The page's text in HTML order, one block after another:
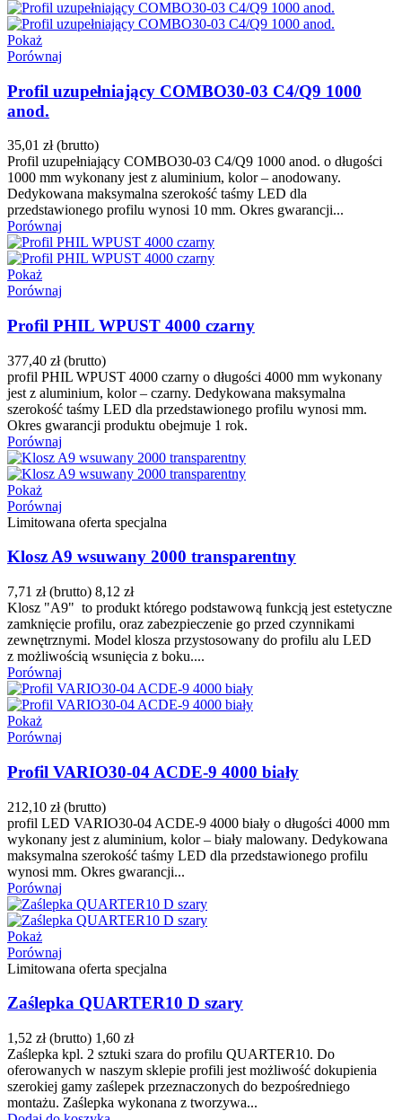
Pokaż
Porównaj
Profil uzupełniający COMBO30-03 C4/Q9 1000
anod.
35,01 zł (brutto)
Profil uzupełniający COMBO30-03 C4/Q9 1000 anod. o długości
1000 mm wykonany jest z aluminium, kolor – anodowany.
Dedykowana maksymalna szerokość taśmy LED dla
przedstawionego profilu wynosi 10 mm. Okres gwarancji...
Porównaj
Pokaż
Porównaj
Profil PHIL WPUST 4000 czarny
377,40 zł (brutto)
profil PHIL WPUST 4000 czarny o długości 4000 mm wykonany
jest z aluminium, kolor – czarny. Dedykowana maksymalna
szerokość taśmy LED dla przedstawionego profilu wynosi mm.
Okres gwarancji produktu obejmuje 1 rok.
Porównaj
Pokaż
Porównaj
Limitowana oferta specjalna
Klosz A9 wsuwany 2000 transparentny
7,71 zł (brutto) 8,12 zł
Klosz "A9" to produkt którego podstawową funkcją jest estetyczne
zamknięcie profilu, oraz zabezpieczenie go przed czynnikami
zewnętrznymi. Model klosza przystosowany do profilu alu LED
z możliwością wsunięcia z boku....
Porównaj
Pokaż
Porównaj
Profil VARIO30-04 ACDE-9 4000 biały
212,10 zł (brutto)
profil LED VARIO30-04 ACDE-9 4000 biały o długości 4000 mm
wykonany jest z aluminium, kolor – biały malowany. Dedykowana
maksymalna szerokość taśmy LED dla przedstawionego profilu
wynosi mm. Okres gwarancji...
Porównaj
Pokaż
Porównaj
Limitowana oferta specjalna
Zaślepka QUARTER10 D szary
1,52 zł (brutto) 1,60 zł
Zaślepka kpl. 2 sztuki szara do profilu QUARTER10. Do
oferowanych w naszym sklepie profili jest możliwość dokupienia
szerokiej gamy zaślepek przeznaczonych do bezpośredniego
montażu. Zaślepka wykonana z tworzywa...